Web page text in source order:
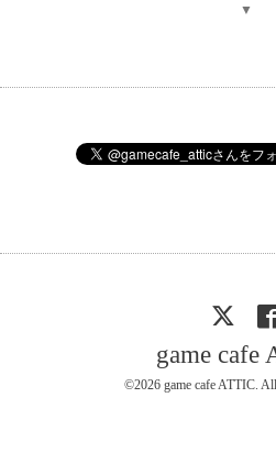
▼
game cafe
©2026 game cafe ATTIC.